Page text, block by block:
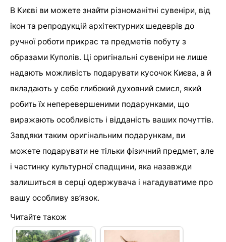
В Києві ви можете знайти різноманітні сувеніри, від
ікон та репродукцій архітектурних шедеврів до
ручної роботи прикрас та предметів побуту з
образами Куполів. Ці оригінальні сувеніри не лише
надають можливість подарувати кусочок Києва, а й
вкладають у себе глибокий духовний смисл, який
робить їх неперевершеними подарунками, що
виражають особливість і відданість ваших почуттів.
Завдяки таким оригінальним подарункам, ви
можете подарувати не тільки фізичний предмет, але
і частинку культурної спадщини, яка назавжди
залишиться в серці одержувача і нагадуватиме про
вашу особливу зв’язок.
Читайте також